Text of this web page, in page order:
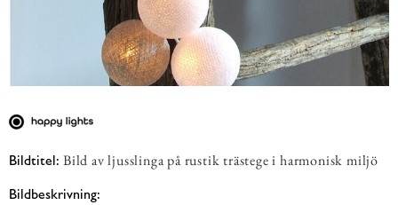
Bildtitel: Bild av ljusslinga på rustik trästege i harmonisk miljö
Bildbeskrivning: